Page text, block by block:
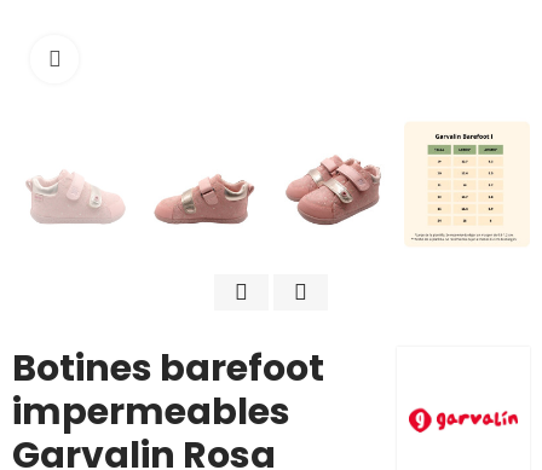
Botines barefoot
impermeables
Garvalin Rosa